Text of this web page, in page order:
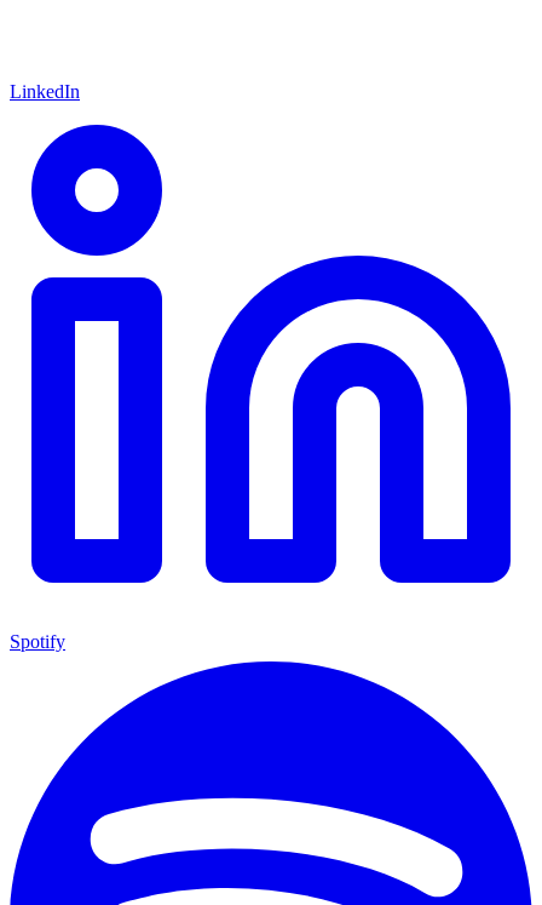
LinkedIn
Spotify